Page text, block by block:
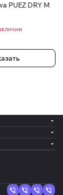
PUEZ DRY M